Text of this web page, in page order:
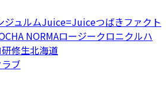
ジュルムJuice=Juiceつばきファクト
NORMAロージークロニクルハ
修生北海道
ブ